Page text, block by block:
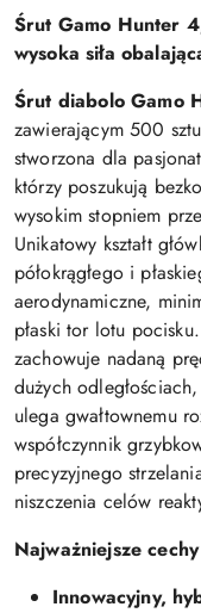
Śrut Gamo Hunter
wysoka siła
Śrut diabolo Gamo
zawierającym 500
stworzona dla
którzy poszukują
wysokim stopniem
Unikatowy kształt
półokrągłego i
aerodynamiczne,
płaski tor lotu
zachowuje nadaną
dużych
ulega gwałtownemu
współczynnik
precyzyjnego
niszczenia celów
Najważniejsze
Innowacyjny,